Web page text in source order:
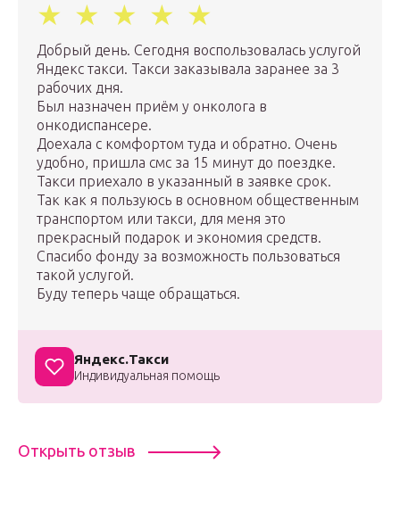
Добрый день. Сегодня воспользовалась услугой
Яндекс такси. Такси заказывала заранее за 3
рабочих дня.
Был назначен приём у онколога в
онкодиспансере.
Доехала с комфортом туда и обратно. Очень
удобно, пришла смс за 15 минут до поездке.
Такси приехало в указанный в заявке срок.
Так как я пользуюсь в основном общественным
транспортом или такси, для меня это
прекрасный подарок и экономия средств.
Спасибо фонду за возможность пользоваться
такой услугой.
Буду теперь чаще обращаться.
Яндекс.Такси
Индивидуальная помощь
Открыть отзыв